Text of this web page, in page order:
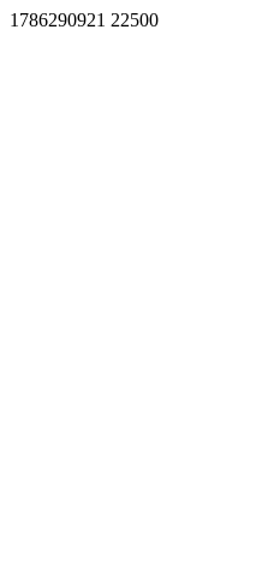
1786290921 22500